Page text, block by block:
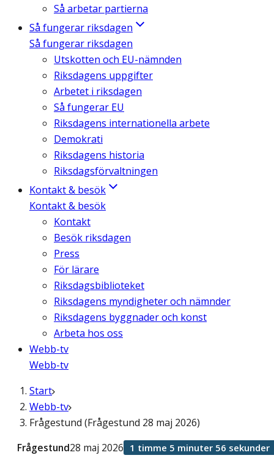
Så arbetar partierna
Så fungerar riksdagen
Så fungerar riksdagen
Utskotten och EU-nämnden
Riksdagens uppgifter
Arbetet i riksdagen
Så fungerar EU
Riksdagens internationella arbete
Demokrati
Riksdagens historia
Riksdagsförvaltningen
Kontakt & besök
Kontakt & besök
Kontakt
Besök riksdagen
Press
För lärare
Riksdagsbiblioteket
Riksdagens myndigheter och nämnder
Riksdagens byggnader och konst
Arbeta hos oss
Webb-tv
Webb-tv
Start
Webb-tv
Frågestund (Frågestund 28 maj 2026)
Frågestund28 maj 2026 1 timme 5 minuter 56 sekunder